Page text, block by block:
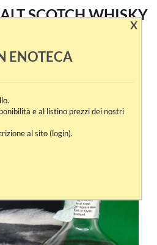
SCOTCH WHISKY
INAUGURAL
3 EX RIOJA
CASK
X
ENOTECA
e al listino prezzi dei nostri
al sito (login).